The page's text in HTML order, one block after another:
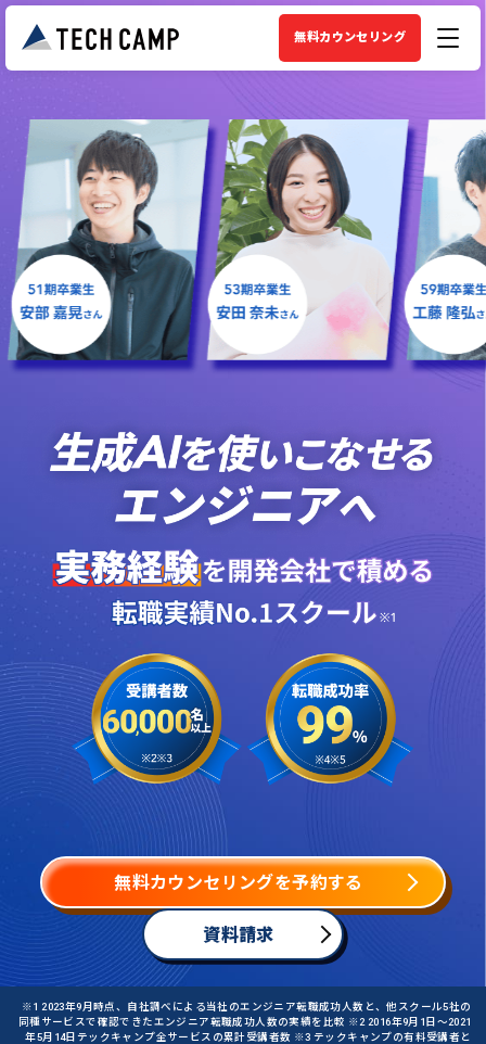
無料カウンセリング
無料カウンセリングを予約する
資料請求
※1 2023年9月時点、自社調べによる当社のエンジニア転職成功人数と、他スクール5社の
同種サービスで確認できたエンジニア転職成功人数の実績を比較 ※2 2016年9月1日〜2021
年5月14日テックキャンプ全サービスの累計受講者数 ※3 テックキャンプの有料受講者と